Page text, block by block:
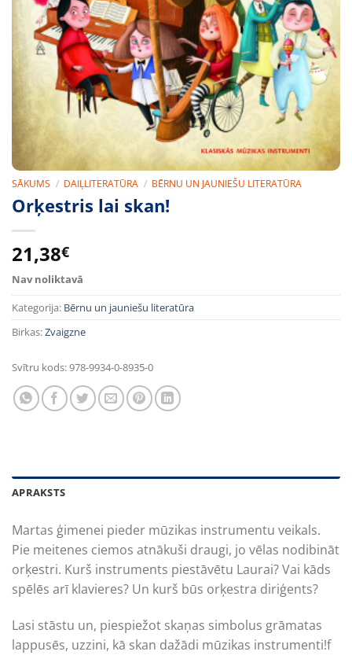
SĀKUMS / DAIĻLITERATŪRA / BĒRNU UN JAUNIEŠU LITERATŪRA
Orķestris lai skan!
21,38€
Nav noliktavā
Kategorija: Bērnu un jauniešu literatūra
Birkas:Zvaigzne
Svītru kods:978-9934-0-8935-0
APRAKSTS
Martas ģimenei pieder mūzikas instrumentu veikals.
Pie meitenes ciemos atnākuši draugi, jo vēlas nodibināt
orķestri. Kurš instruments piestāvētu Laurai? Vai kāds
spēlēs arī klavieres? Un kurš būs orķestra diriģents?
Lasi stāstu un, piespiežot skaņas simbolus grāmatas
lappusēs, uzzini, kā skan dažādi mūzikas instrumenti!f